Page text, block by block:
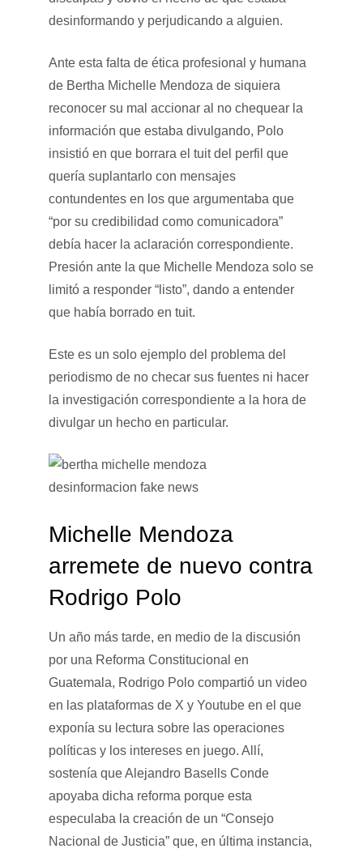
desinformando y perjudicando a alguien.
Ante esta falta de ética profesional y humana
de Bertha Michelle Mendoza de siquiera
reconocer su mal accionar al no chequear la
información que estaba divulgando, Polo
insistió en que borrara el tuit del perfil que
quería suplantarlo con mensajes
contundentes en los que argumentaba que
“por su credibilidad como comunicadora”
debía hacer la aclaración correspondiente.
Presión ante la que Michelle Mendoza solo se
limitó a responder “listo”, dando a entender
que había borrado en tuit.
Este es un solo ejemplo del problema del
periodismo de no checar sus fuentes ni hacer
la investigación correspondiente a la hora de
divulgar un hecho en particular.
Michelle Mendoza
arremete de nuevo contra
Rodrigo Polo
Un año más tarde, en medio de la discusión
por una Reforma Constitucional en
Guatemala, Rodrigo Polo compartió un video
en las plataformas de X y Youtube en el que
exponía su lectura sobre las operaciones
políticas y los intereses en juego. Allí,
sostenía que Alejandro Basells Conde
apoyaba dicha reforma porque esta
especulaba la creación de un “Consejo
Nacional de Justicia” que, en última instancia,